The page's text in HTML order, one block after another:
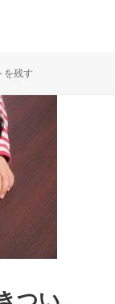
年制なの？ に
を残す